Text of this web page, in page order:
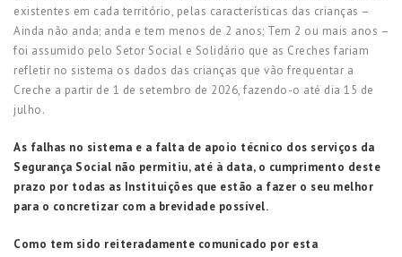
existentes em cada território, pelas características das crianças –
Ainda não anda; anda e tem menos de 2 anos; Tem 2 ou mais anos –
foi assumido pelo Setor Social e Solidário que as Creches fariam
refletir no sistema os dados das crianças que vão frequentar a
Creche a partir de 1 de setembro de 2026, fazendo-o até dia 15 de
julho.
As falhas no sistema e a falta de apoio técnico dos serviços da
Segurança Social não permitiu, até à data, o cumprimento deste
prazo por todas as Instituições que estão a fazer o seu melhor
para o concretizar com a brevidade possível.
Como tem sido reiteradamente comunicado por esta